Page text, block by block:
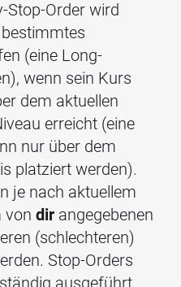
Stop-Order wird
(eine Long-
wenn sein Kurs
dem aktuellen
erreicht (eine
nur über dem
platziert werden).
je nach aktuellem
von dir angegebenen
(schlechteren)
Stop-Orders
ausgeführt,